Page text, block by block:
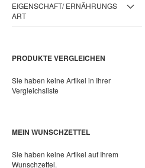
EIGENSCHAFT/ ERNÄHRUNGS
ART
PRODUKTE VERGLEICHEN
Sie haben keine Artikel in Ihrer
Vergleichsliste
MEIN WUNSCHZETTEL
Sie haben keine Artikel auf Ihrem
Wunschzettel.